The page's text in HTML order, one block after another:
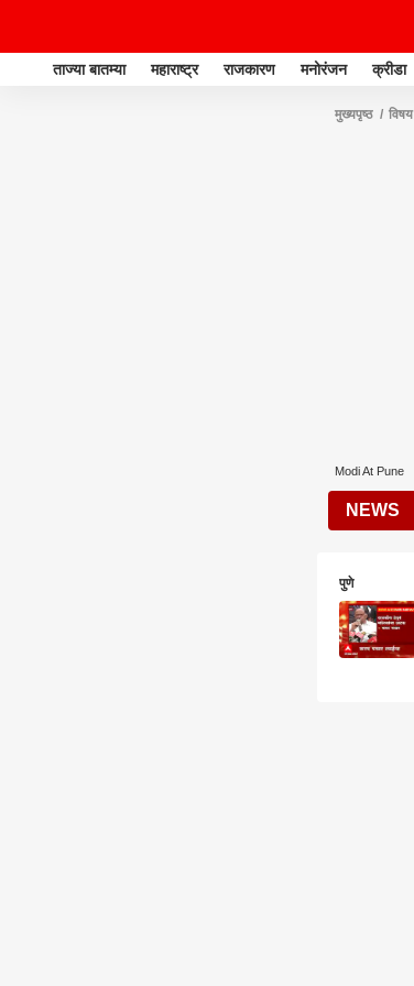
ताज्या बातम्या महाराष्ट्र राजकारण मनोरंजन क्रीडा
मुख्यपृष्ठ विषय
Modi At Pune
NEWS
पुणे